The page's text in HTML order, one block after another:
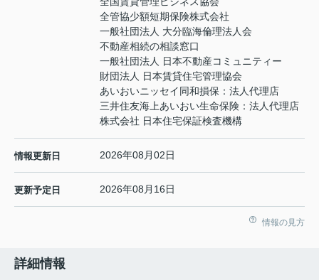
全管協少額短期保険株式会社
一般社団法人 大分臨海倫理法人会
不動産相続の相談窓口
一般社団法人 日本不動産コミュニティー
財団法人 日本賃貸住宅管理協会
あいおいニッセイ同和損保：法人代理店
三井住友海上あいおい生命保険：法人代理店
株式会社 日本住宅保証検査機構
情報更新日 2026年08月02日
更新予定日 2026年08月16日
情報の見方
詳細情報